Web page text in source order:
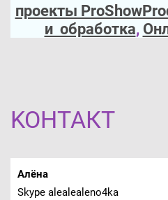
проекты
и обработка,
KOНТАКТ
Алёна
Skype alealealeno4ka